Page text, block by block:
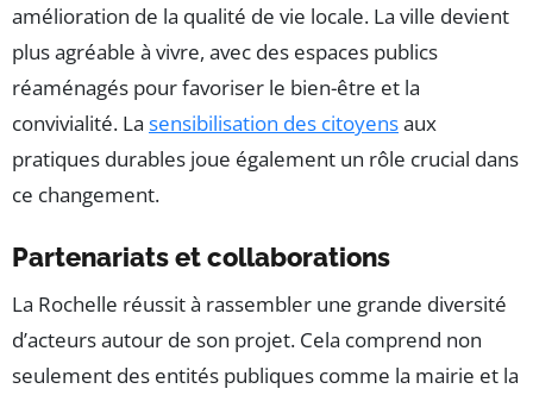
amélioration de la qualité de vie locale. La ville devient
plus agréable à vivre, avec des espaces publics
réaménagés pour favoriser le bien-être et la
convivialité. La sensibilisation des citoyensaux
pratiques durables joue également un rôle crucial dans
ce changement.
Partenariats et collaborations
La Rochelle réussit à rassembler une grande diversité
d’acteurs autour de son projet. Cela comprend non
seulement des entités publiques comme la mairie et la